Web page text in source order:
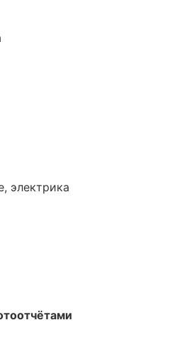
электрика